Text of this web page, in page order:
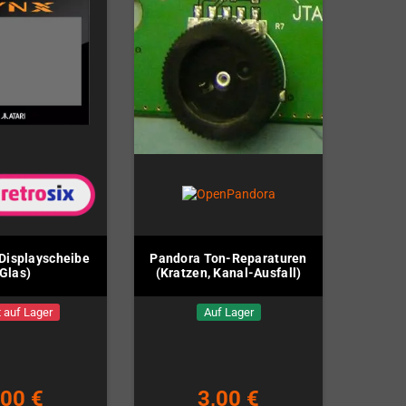
auf Lager
€
Pandora Ton-Reparaturen
(Kratzen, Kanal-Ausfall)
Auf Lager
3,00 €